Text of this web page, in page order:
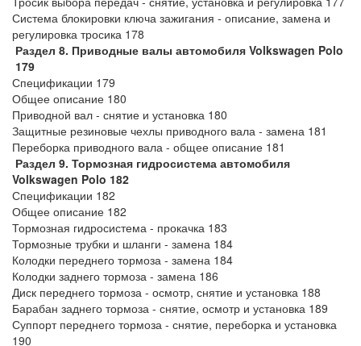
Система блокировки ключа зажигания - описание, замена и
регулировка тросика 178
Раздел 8. Приводные валы автомобиля Volkswagen Polo
179
Спецификации 179
Общее описание 180
Приводной вал - снятие и установка 180
Защитные резиновые чехлы приводного вала - замена 181
Переборка приводного вала - общее описание 181
Раздел 9. Тормозная гидросистема автомобиля
Volkswagen Polo 182
Спецификации 182
Общее описание 182
Тормозная гидросистема - прокачка 183
Тормозные трубки и шланги - замена 184
Колодки переднего тормоза - замена 184
Колодки заднего тормоза - замена 186
Диск переднего тормоза - осмотр, снятие и установка 188
Барабан заднего тормоза - снятие, осмотр и установка 189
Суппорт переднего тормоза - снятие, переборка и установка
190